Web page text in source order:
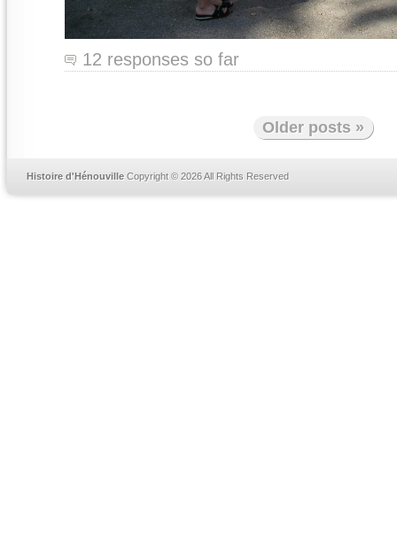
12 responses so far
Older posts »
Histoire d'Hénouville Copyright © 2026 All Rights Reserved